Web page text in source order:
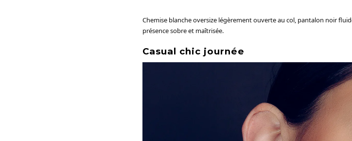
Chemise blanche oversize légèrement ouverte au col, pantalon noir
présence sobre et maîtrisée.
Casual chic journée